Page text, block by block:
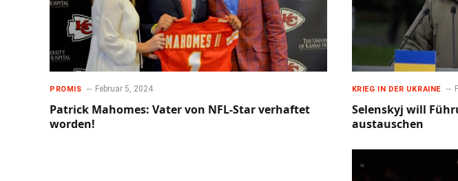
PROMIS Februar 5, 2024
Patrick Mahomes: Vater von NFL-Star verhaftet
worden!
KRIEG IN DER UKRAINE
Selenskyj will
austauschen